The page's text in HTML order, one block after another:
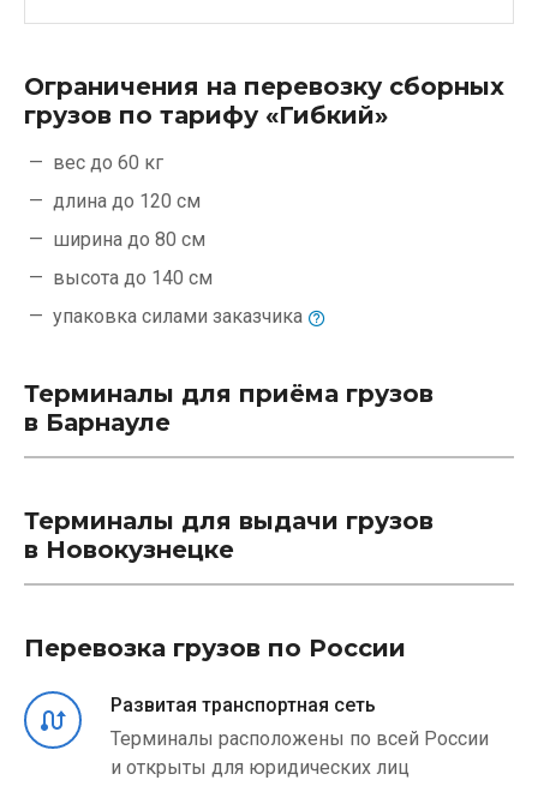
Ограничения на перевозку сборных
грузов по тарифу «Гибкий»
вес до 60 кг
длина до 120 см
ширина до 80 см
высота до 140 см
упаковка силами заказчика
Терминалы для приёма грузов
в Барнауле
Терминалы для выдачи грузов
в Новокузнецке
Перевозка грузов по России
Развитая транспортная сеть
Терминалы расположены по всей России
и открыты для юридических лиц